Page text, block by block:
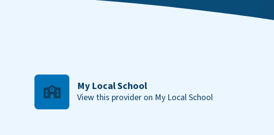
My Local School
View this provider on My Local School